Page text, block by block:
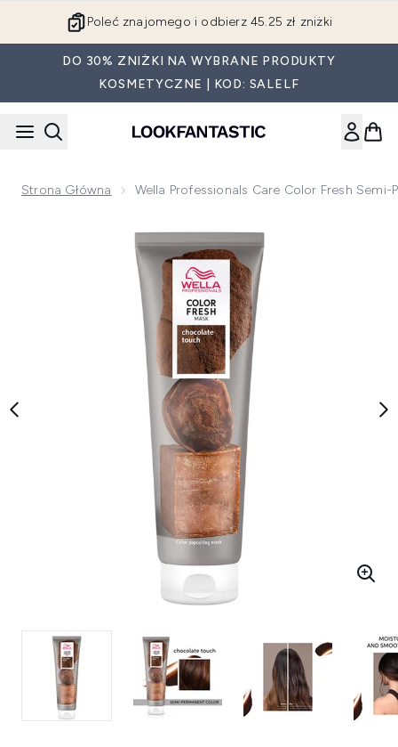
Poleć znajomego i odbierz 45.25 zł zniżki
DO 30% ZNIŻKI NA WYBRANE PRODUKTY
KOSMETYCZNE | KOD: SALELF
Strona Główna Wella Professionals Care Color Fresh